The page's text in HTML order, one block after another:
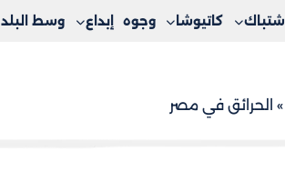
اشتباك كاتيوشا وجوه إبداع وسط البلد
» الحرائق في مصر